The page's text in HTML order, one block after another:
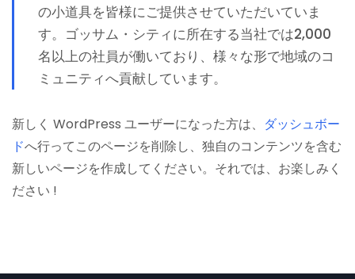
の小道具を皆様にご提供させていただいていま
す。ゴッサム・シティに所在する当社では2,000
名以上の社員が働いており、様々な形で地域のコ
ミュニティへ貢献しています。
新しく WordPress ユーザーになった方は、 ダッシュボー
ドへ行ってこのページを削除し、独自のコンテンツを含む
新しいページを作成してください。それでは、お楽しみく
ださい !